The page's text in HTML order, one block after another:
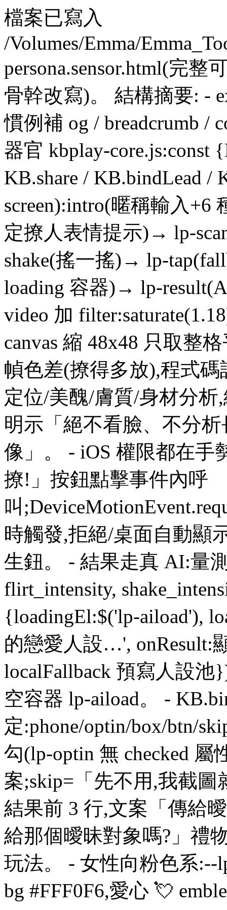
檔案已寫入
/Volumes/Emma/
persona.sensor.html(完整
骨幹改寫)。 結構摘要: -
慣例補 og / breadcrumb /
器官 kbplay-core.js:const
KB.share / KB.bindLead /
screen):intro(暱稱輸入
定撩人表情提示)→ lp-
shake(搖一搖)→ lp-
loading 容器)→ lp-
video 加
canvas 縮 48x48 只取整
幀色差(撩得多放),程式
定位/美醜/膚質/身材分
明示「絕不看臉、不分
像」。 - iOS 權限都在手
撩!」按鈕點擊事件內呼
叫
時觸發,拒絕/桌面自動顯
生鈕。 - 結果走真 AI:量
flirt_intensity,
{loadingEl:$('lp-aiload'),
的戀愛人設…', onResult:
localFallback 預寫人設
空容器 lp-aiload。 -
定:phone/optin/box/btn/
勾(lp-optin 無 checked 屬
案;skip=「先不用,我截圖
結果前 3 行,文案「傳給
給那個曖昧對象嗎?」禮
玩法。 - 女性向粉色系:--
bg #FFF0F6,愛心 💘